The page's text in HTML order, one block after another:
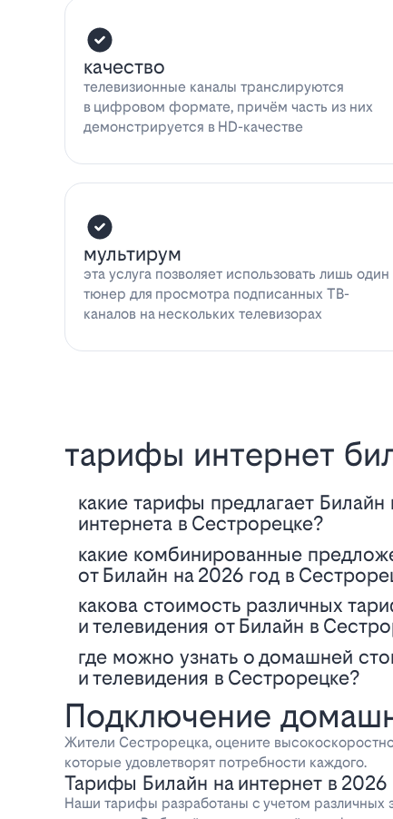
качество
телевизионные каналы транслируются
в цифровом формате, причём часть из них
демонстрируется в HD-качестве
мультирум
эта услуга позволяет использовать лишь один
тюнер для просмотра подписанных ТВ-
каналов на нескольких телевизорах
тарифы интернет
Какие тарифы предлагает Билайн на 2026 год для подключения домашнего
интернета в Сестрорецке?
Какие комбинированные предложения доступны для интернет и ТВ-связи
от Билайн на 2026 год в
Какова стоимость различных тарифов для домашнего интернета
и телевидения от Билайн в
Где можно узнать о домашней стоимости тарифов Билайн для интернета
и телевидения в Сестрорецке?
Подключение
Жители Сестрорецка, оцените
которые удовлетворят потребности каждого.
Тарифы Билайн на интернет в 2026
Наши тарифы разработаны с учетом различных